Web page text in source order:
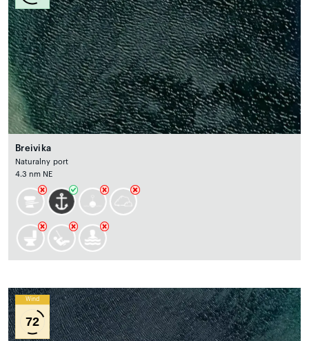
Breivika
Naturalny port
4.3 nm NE
Wind
72